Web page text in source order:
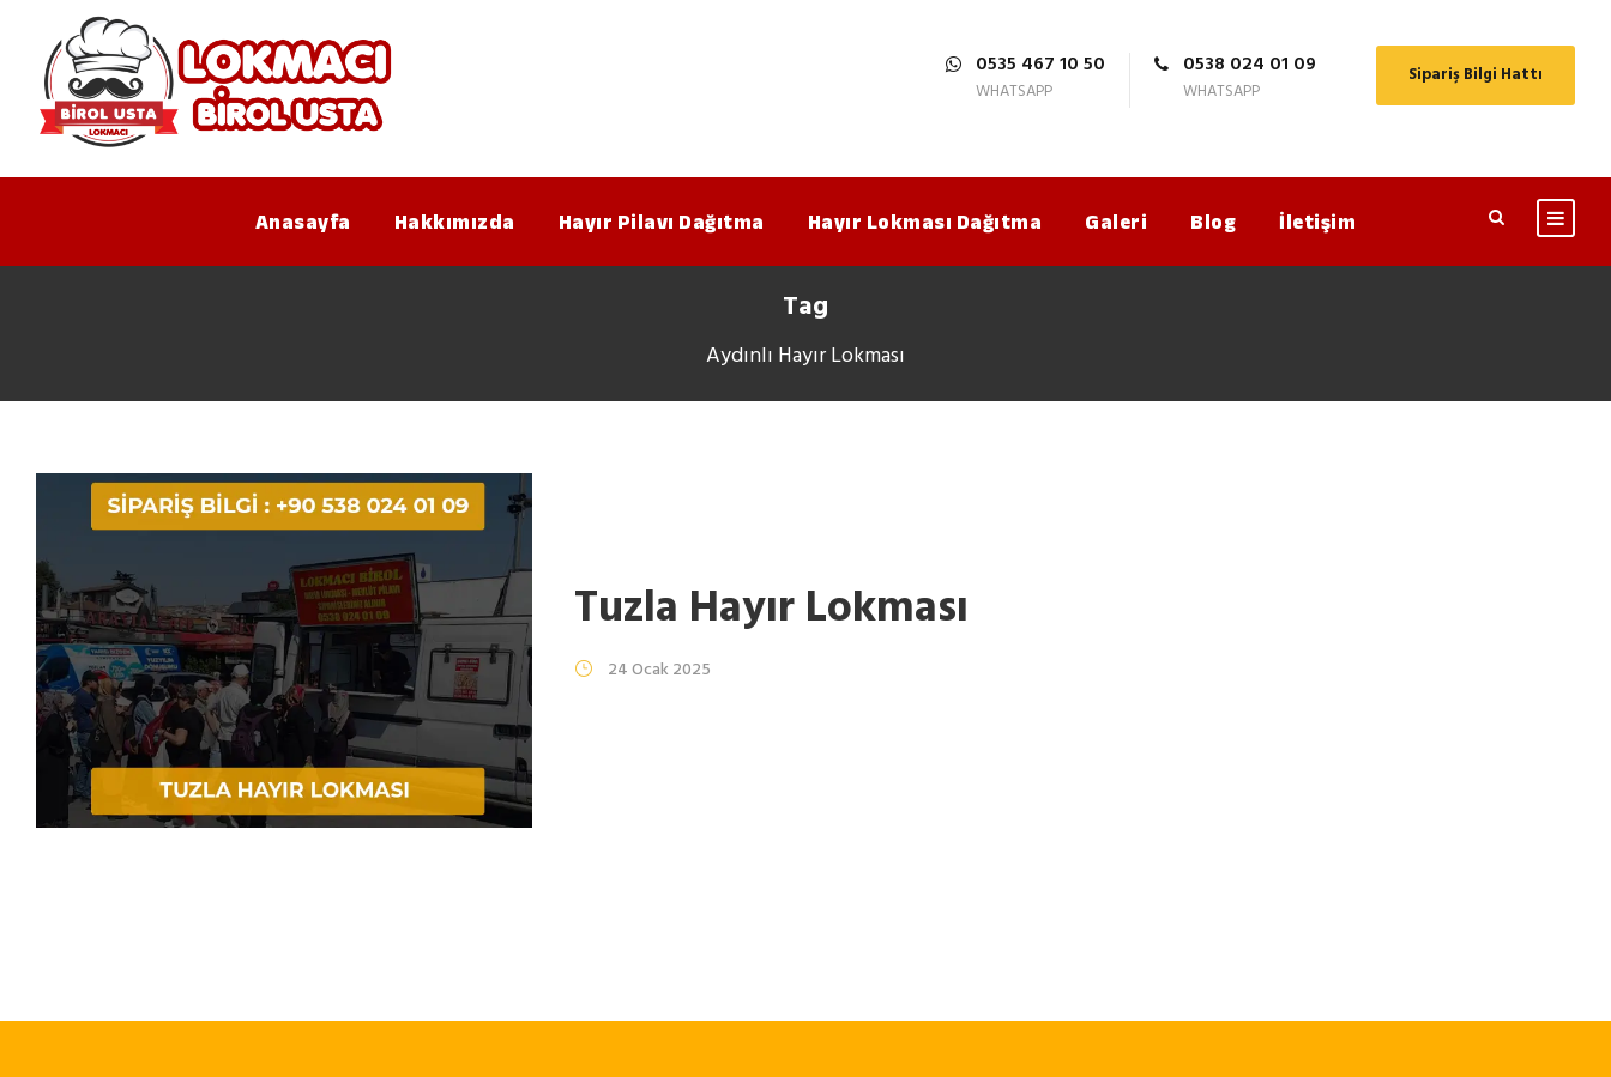
0535 467 10 50
WHATSAPP
0538 024 01 09
WHATSAPP
Sipariş Bilgi Hattı
Anasayfa Hakkımızda Hayır Pilavı Dağıtma Hayır Lokması Dağıtma Galeri Blog İletişim
Tag
Aydınlı Hayır Lokması
Tuzla Hayır Lokması
24 Ocak 2025